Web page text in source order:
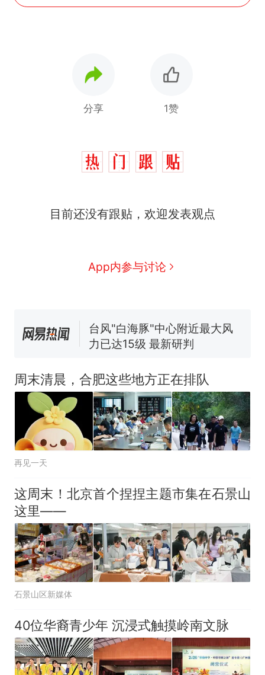
分享 1赞
目前还没有跟贴，欢迎发表观点
App内参与讨论
人生
新 费大厨“全国小炒肉大王”称
号，仅凭视频评出？中国烹饪
了……
台风"白海豚"中心附近最大风
力已达15级 最新研判
试前13名均遭淘汰？教育局：
已叫停招聘，成立调查组全面
核查
笔试第一被第二名传话劝弃考
官方通报
热 那个在床头放菜刀的女孩，
因老师一句“跟我回家”改写了
人生
周末清晨，合肥这些地方正在排队
再见一天
这周末！北京首个捏捏主题市集在石景山
这里——
石景山区新媒体
40位华裔青少年 沉浸式触摸岭南文脉